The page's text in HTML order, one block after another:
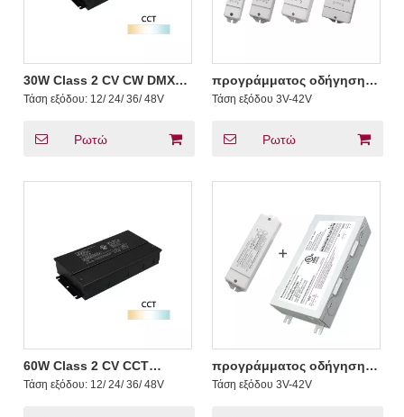
30W Class 2 CV CW DMX
Drivers LED Dimmable with
Junction box
Τάση εξόδου: 12/ 24/ 36/ 48V
Ρωτώ
προγράμματος οδήγησης
LED 20-60W CCT RDM DMX
σταθερού ρεύματος :
Τάση εξόδου 3V-42V
Ρωτώ
60W Class 2 CV CCT
Standrad Wireless DMX
Dimmable LED Drivers
Τάση εξόδου: 12/ 24/ 36/ 48V
προγράμματος οδήγησης
LED 20-60W CCT DMX
σταθερού ρεύματος :
Τάση εξόδου 3V-42V